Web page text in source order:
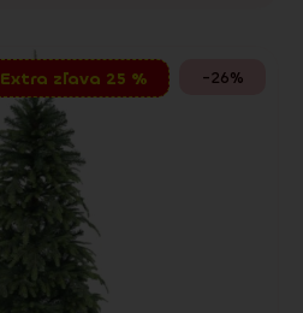
-26%
Extra zľava 25 %